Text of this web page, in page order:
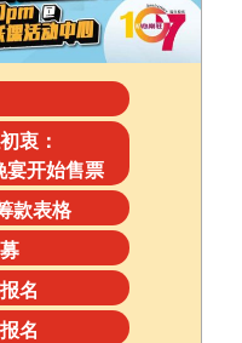
衷：
宴开始售票
款表格
名
名